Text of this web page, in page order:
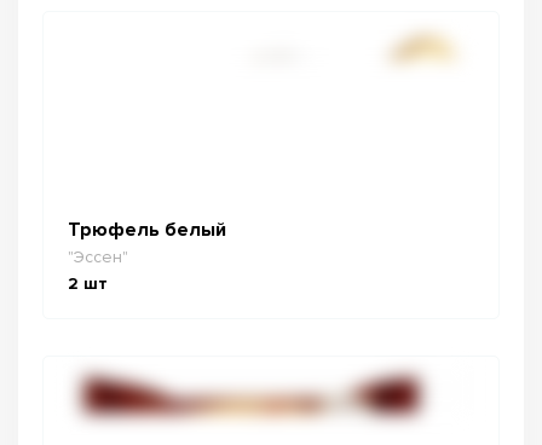
Трюфель белый
"Эссен"
2 шт